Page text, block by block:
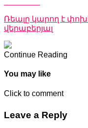
Ռեալը կարող է
վերաբերյալ
Continue Reading
You may like
Click to comment
Leave a Reply